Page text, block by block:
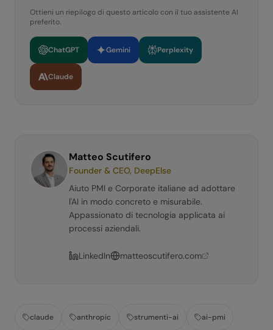
Ottieni un riepilogo di questo articolo con il tuo assistente AI
preferito.
ChatGPT Gemini Perplexity
Claude
Matteo Scutifero
Founder & CEO, DeepElse
Aiuto PMI e Corporate italiane ad adottare
l'AI in modo concreto e misurabile.
Appassionato di tecnologia applicata ai
processi aziendali.
LinkedIn matteoscutifero.com
claude anthropic strumenti-ai ai-pmi